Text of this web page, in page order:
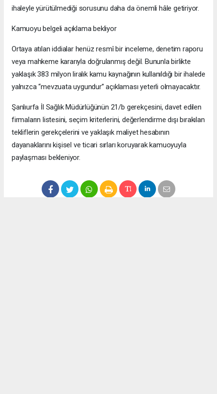
ihaleyle yürütülmediği sorusunu daha da önemli hâle getiriyor.
Kamuoyu belgeli açıklama bekliyor
Ortaya atılan iddialar henüz resmî bir inceleme, denetim raporu
veya mahkeme kararıyla doğrulanmış değil. Bununla birlikte
yaklaşık 383 milyon liralık kamu kaynağının kullanıldığı bir ihalede
yalnızca “mevzuata uygundur” açıklaması yeterli olmayacaktır.
Şanlıurfa İl Sağlık Müdürlüğünün 21/b gerekçesini, davet edilen
firmaların listesini, seçim kriterlerini, değerlendirme dışı bırakılan
tekliflerin gerekçelerini ve yaklaşık maliyet hesabının
dayanaklarını kişisel ve ticari sırları koruyarak kamuoyuyla
paylaşması bekleniyor.